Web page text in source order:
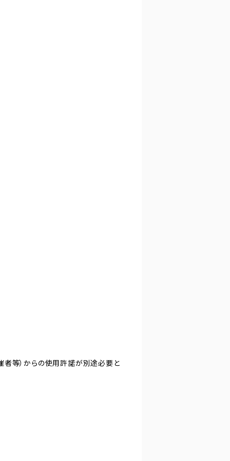
者等）からの使用許諾が別途必要と